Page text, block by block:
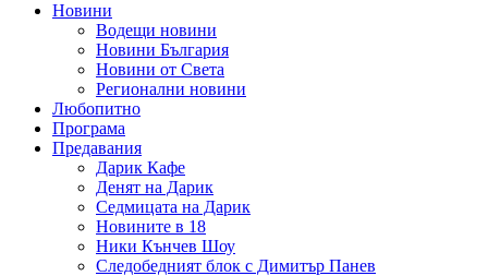
Новини
Водещи новини
Новини България
Новини от Света
Регионални новини
Любопитно
Програма
Предавания
Дарик Кафе
Денят на Дарик
Седмицата на Дарик
Новините в 18
Ники Кънчев Шоу
Следобедният блок с Димитър Панев